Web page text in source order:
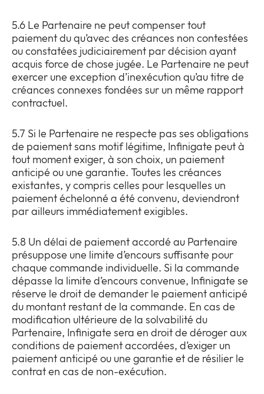
5.6 Le Partenaire ne peut compenser tout
paiement du qu’avec des créances non contestées
ou constatées judiciairement par décision ayant
acquis force de chose jugée. Le Partenaire ne peut
exercer une exception d’inexécution qu’au titre de
créances connexes fondées sur un même rapport
contractuel.
5.7 Si le Partenaire ne respecte pas ses obligations
de paiement sans motif légitime, Infinigate peut à
tout moment exiger, à son choix, un paiement
anticipé ou une garantie. Toutes les créances
existantes, y compris celles pour lesquelles un
paiement échelonné a été convenu, deviendront
par ailleurs immédiatement exigibles.
5.8 Un délai de paiement accordé au Partenaire
présuppose une limite d’encours suffisante pour
chaque commande individuelle. Si la commande
dépasse la limite d’encours convenue, Infinigate se
réserve le droit de demander le paiement anticipé
du montant restant de la commande. En cas de
modification ultérieure de la solvabilité du
Partenaire, Infinigate sera en droit de déroger aux
conditions de paiement accordées, d’exiger un
paiement anticipé ou une garantie et de résilier le
contrat en cas de non-exécution.